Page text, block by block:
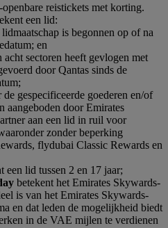
openbare reistickets met korting.
een lid:
is begonnen op of na
en
acht sectoren heeft gevlogen met
door Qantas sinds de
de gespecificeerde goederen en/of
aangeboden door Emirates
aan een lid in ruil voor
zonder beperking
flydubai Classic Rewards en
een lid tussen 2 en 17 jaar;
betekent het Emirates Skywards-
is van het Emirates Skywards-
en dat leden de mogelijkheid biedt
in de VAE mijlen te verdienen